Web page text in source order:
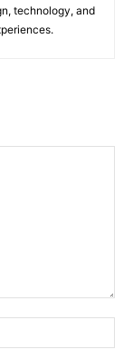
technology, and